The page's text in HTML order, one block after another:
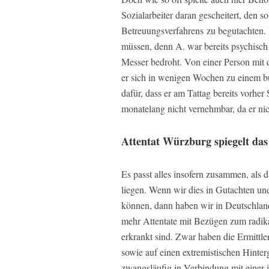
Sozialarbeiter daran gescheitert, den
Betreuungsverfahrens zu
müssen, denn A. war bereits
Messer bedroht. Von einer Person
er sich in wenigen Wochen zu einem
dafür, dass er am Tattag bereits
monatelang nicht vernehmbar, da er
Attentat Würzburg spiegelt
Es passt alles insofern zusammen, als
liegen. Wenn wir dies in Gutachten
können, dann haben wir in
mehr Attentate mit Bezügen zum
erkrankt sind. Zwar haben die
sowie auf einen extremistischen